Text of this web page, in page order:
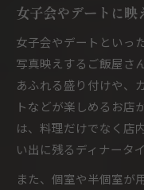
女子会やデートに映
女子会やデートといっ
写真映えするご飯屋さ
あふれる盛り付けや、
トなどが楽しめるお店
は、料理だけでなく店
い出に残るディナータ
また、個室や半個室が